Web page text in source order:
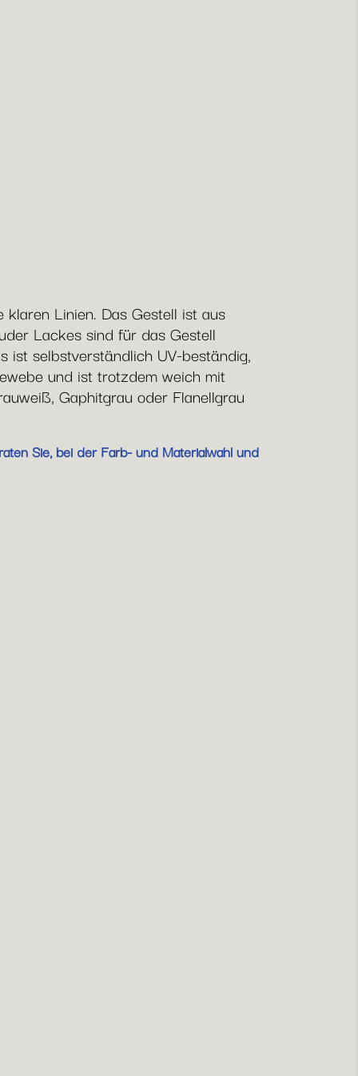
Linien. Das Gestell ist aus
Lackes sind für das Gestell
ist selbstverständlich UV-beständig,
und ist trotzdem weich mit
Gaphitgrau oder Flanellgrau
Sie, bei der Farb- und Materialwahl und